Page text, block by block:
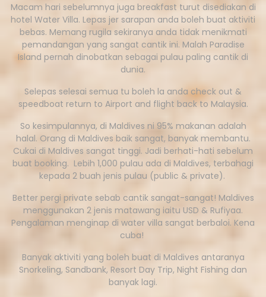
Macam hari sebelumnya juga breakfast turut disediakan di
hotel Water Villa. Lepas jer sarapan anda boleh buat aktiviti
bebas. Memang rugila sekiranya anda tidak menikmati
pemandangan yang sangat cantik ini. Malah Paradise
Island pernah dinobatkan sebagai pulau paling cantik di
dunia.
Selepas selesai semua tu boleh la anda check out &
speedboat return to Airport and flight back to Malaysia.
So kesimpulannya, di Maldives ni 95% makanan adalah
halal. Orang di Maldives baik sangat, banyak membantu.
Cukai di Maldives sangat tinggi. Jadi berhati-hati sebelum
buat booking. Lebih 1,000 pulau ada di Maldives, terbahagi
kepada 2 buah jenis pulau (public & private).
Better pergi private sebab cantik sangat-sangat! Maldives
menggunakan 2 jenis matawang iaitu USD & Rufiyaa.
Pengalaman menginap di water villa sangat berbaloi. Kena
cuba!
Banyak aktiviti yang boleh buat di Maldives antaranya
Snorkeling, Sandbank, Resort Day Trip, Night Fishing dan
banyak lagi.